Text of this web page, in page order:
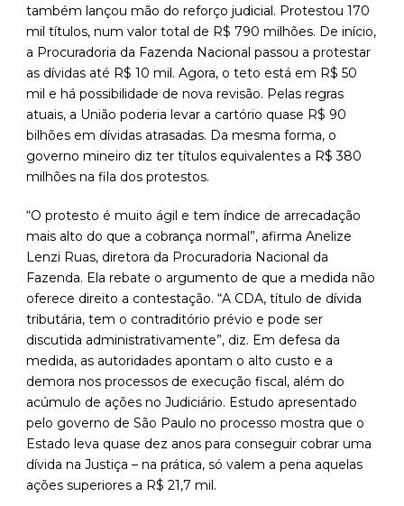
também lançou mão do reforço judicial. Protestou 170
mil títulos, num valor total de R$ 790 milhões. De início,
a Procuradoria da Fazenda Nacional passou a protestar
as dívidas até R$ 10 mil. Agora, o teto está em R$ 50
mil e há possibilidade de nova revisão. Pelas regras
atuais, a União poderia levar a cartório quase R$ 90
bilhões em dívidas atrasadas. Da mesma forma, o
governo mineiro diz ter títulos equivalentes a R$ 380
milhões na fila dos protestos.
“O protesto é muito ágil e tem índice de arrecadação
mais alto do que a cobrança normal”, afirma Anelize
Lenzi Ruas, diretora da Procuradoria Nacional da
Fazenda. Ela rebate o argumento de que a medida não
oferece direito a contestação. “A CDA, título de dívida
tributária, tem o contraditório prévio e pode ser
discutida administrativamente”, diz. Em defesa da
medida, as autoridades apontam o alto custo e a
demora nos processos de execução fiscal, além do
acúmulo de ações no Judiciário. Estudo apresentado
pelo governo de São Paulo no processo mostra que o
Estado leva quase dez anos para conseguir cobrar uma
dívida na Justiça – na prática, só valem a pena aquelas
ações superiores a R$ 21,7 mil.